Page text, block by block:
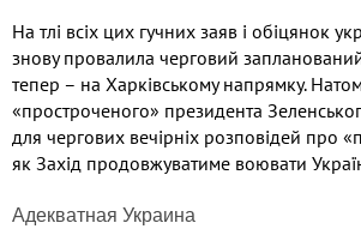
На тлі всіх цих гучних заяв і обіцянок
знову провалила черговий
тепер – на Харківському напрямку.
«простроченого» президента
для чергових вечірніх розповідей про
як Захід продовжуватиме воювати
Адекватная Украина